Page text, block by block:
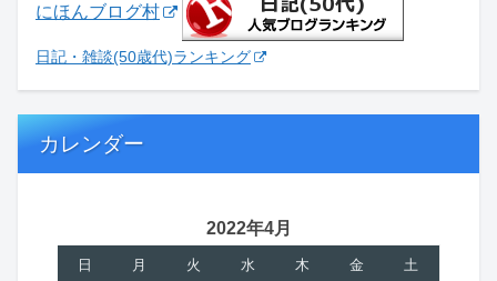
にほんブログ村
日記・雑談(50歳代)ランキング
カレンダー
2022年4月
日 月 火 水 木 金 土